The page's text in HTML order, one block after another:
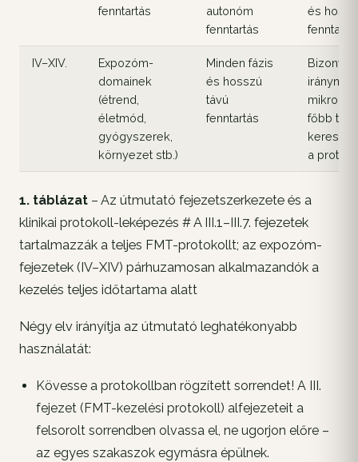
fenntartás
autonóm
fenntartás
és
IV–XIV.
Expozóm-
domainek
(étrend,
életmód,
gyógyszerek,
környezet stb.)
Minden fázis
és hosszú
távú
fenntartás
főbb
a
1. táblázat – Az útmutató fejezetszerkezete és a
klinikai protokoll-leképezés # A III.1–III.7. fejezetek
tartalmazzák a teljes FMT-protokollt; az expozóm-
fejezetek (IV–XIV) párhuzamosan alkalmazandók a
kezelés teljes időtartama alatt
Négy elv irányítja az útmutató leghatékonyabb
használatát:
Kövesse a protokollban rögzített sorrendet! A III.
fejezet (FMT-kezelési protokoll) alfejezeteit a
felsorolt sorrendben olvassa el, ne ugorjon előre –
az egyes szakaszok egymásra épülnek.